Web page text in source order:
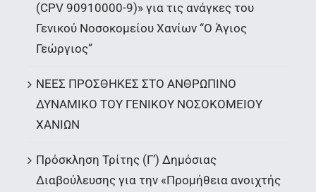
(CPV 90910000-9)» για τις ανάγκες του
Γενικού Νοσοκομείου Χανίων “Ο Άγιος
Γεώργιος”
ΝΕΕΣ ΠΡΟΣΘΗΚΕΣ ΣΤΟ ΑΝΘΡΩΠΙΝΟ
ΔΥΝΑΜΙΚΟ ΤΟΥ ΓΕΝΙΚΟΥ ΝΟΣΟΚΟΜΕΙΟΥ
ΧΑΝΙΩΝ
Πρόσκληση Τρίτης (Γ’) Δημόσιας
Διαβούλευσης για την «Προμήθεια ανοιχτής